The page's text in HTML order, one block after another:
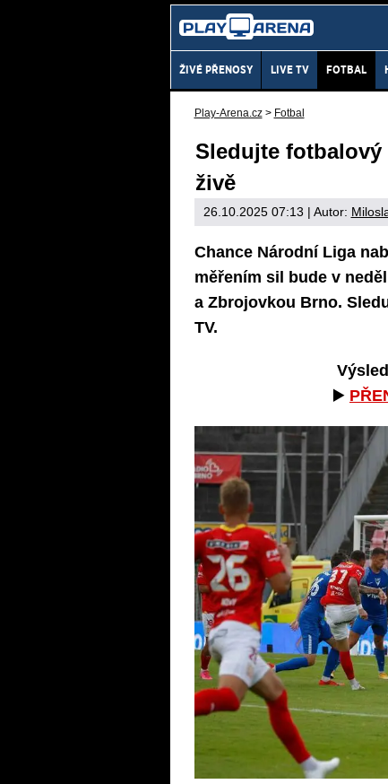
ŽIVÉ PŘENOSY LIVE TV FOTBAL
Play-Arena.cz > Fotbal
Sledujte
živě
26.10.2025 07:13 | Autor:
Chance Národní Liga
měřením sil bude v
a Zbrojovkou Brno.
TV.
▶️